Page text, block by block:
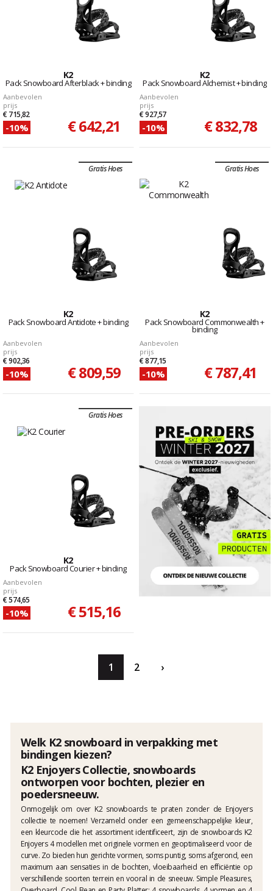
K2
Pack Snowboard Afterblack + binding
Aanbevolen
prijs
€ 715,82
-10% € 642,21
K2
Pack Snowboard Alchemist + binding
Aanbevolen
prijs
€ 927,57
-10% € 832,78
Gratis Hoes
K2
Pack Snowboard Antidote + binding
Aanbevolen
prijs
€ 902,36
-10% € 809,59
Gratis Hoes
K2
Pack Snowboard Commonwealth +
binding
Aanbevolen
prijs
€ 877,15
-10% € 787,41
Gratis Hoes
K2
Pack Snowboard Courier + binding
Aanbevolen
prijs
€ 574,65
-10% € 515,16
1 2 ›
Welk K2 snowboard in verpakking met
bindingen kiezen?
K2 Enjoyers Collectie, snowboards
ontworpen voor bochten, plezier en
poedersneeuw.
Onmogelijk om over K2 snowboards te praten zonder de Enjoyers
collectie te noemen! Verzameld onder een gemeenschappelijke kleur,
een kleurcode die het assortiment identificeert, zijn de snowboards K2
Enjoyers 4 modellen met originele vormen en geoptimaliseerd voor de
curve. Zo bieden hun gerichte vormen, soms puntig, soms afgerond, een
maximum aan sensaties in de bochten, vloeibaarheid en efficiëntie op
verschillende soorten terrein en vooral in de sneeuw. Simple Pleasures,